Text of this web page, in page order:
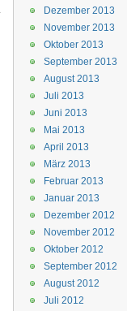
Dezember 2013
November 2013
Oktober 2013
September 2013
August 2013
Juli 2013
Juni 2013
Mai 2013
April 2013
März 2013
Februar 2013
Januar 2013
Dezember 2012
November 2012
Oktober 2012
September 2012
August 2012
Juli 2012